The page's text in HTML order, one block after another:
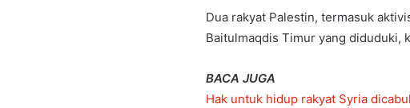
Dua rakyat Palestin, termasuk
Baitulmaqdis Timur yang diduduki,
BACA JUGA
Hak untuk hidup rakyat Syria